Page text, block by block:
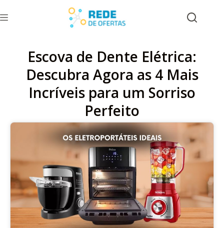
Escova de Dente Elétrica:
Descubra Agora as 4 Mais
Incríveis para um Sorriso
Perfeito